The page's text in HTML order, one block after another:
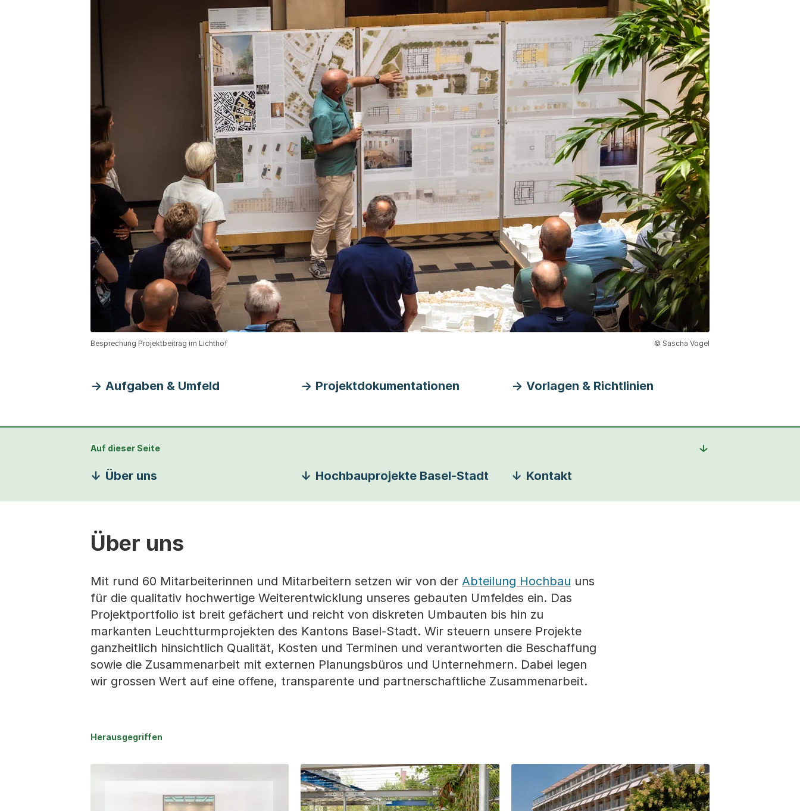
Besprechung Projektbeitrag im Lichthof © Sascha Vogel
Aufgaben & Umfeld Projektdokumentationen Vorlagen & Richtlinien
Auf dieser Seite
Über uns Hochbauprojekte Basel-Stadt Kontakt
Über uns
Mit rund 60 Mitarbeiterinnen und Mitarbeitern setzen wir von der Abteilung Hochbau uns
für die qualitativ hochwertige Weiterentwicklung unseres gebauten Umfeldes ein. Das
Projektportfolio ist breit gefächert und reicht von diskreten Umbauten bis hin zu
markanten Leuchtturmprojekten des Kantons Basel-Stadt. Wir steuern unsere Projekte
ganzheitlich hinsichtlich Qualität, Kosten und Terminen und verantworten die Beschaffung
sowie die Zusammenarbeit mit externen Planungsbüros und Unternehmern. Dabei legen
wir grossen Wert auf eine offene, transparente und partnerschaftliche Zusammenarbeit.
Herausgegriffen